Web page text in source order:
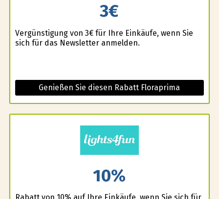
3€
Vergünstigung von 3€ für Ihre Einkäufe, wenn Sie
sich für das Newsletter anmelden.
Genießen Sie diesen Rabatt Floraprima
10%